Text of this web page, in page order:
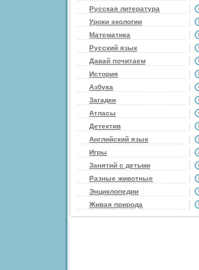
Русская литература
Уроки экологии
Математика
Русский язык
Давай почитаем
История
Азбука
Загадки
Атласы
Детектив
Английский язык
Игры
Занятий с детьми
Разные животные
Энциклопедии
Живая природа